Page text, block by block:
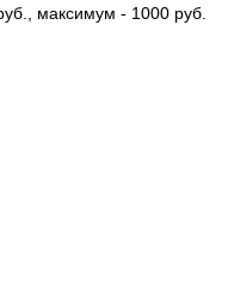
максимум - 1000 руб.